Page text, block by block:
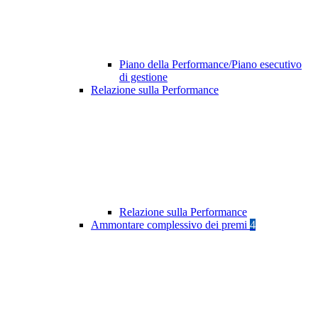
Piano della Performance/Piano esecutivo
di gestione
Relazione sulla Performance
Relazione sulla Performance
Ammontare complessivo dei premi 4